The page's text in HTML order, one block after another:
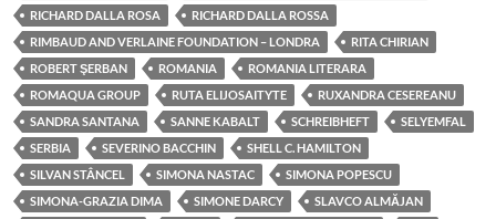
RICHARD DALLA ROSA
RICHARD DALLA ROSSA
RIMBAUD AND VERLAINE FOUNDATION – LONDRA
RITA CHIRIAN
ROBERT ŞERBAN
ROMANIA
ROMANIA LITERARA
ROMAQUA GROUP
RUTA ELIJOSAITYTE
RUXANDRA CESEREANU
SANDRA SANTANA
SANNE KABALT SCHREIBHEFT
SELYEMFAL
SERBIA
SEVERINO BACCHIN
SHELL C. HAMILTON
SILVAN STÂNCEL
SIMONA NASTAC
SIMONA POPESCU
SIMONA-GRAZIA DIMA
SIMONE DARCY
SLAVCO ALMĂJAN